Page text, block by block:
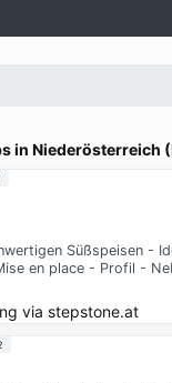
in Niederösterreich
Süßspeisen -
en place - Profil -
via stepstone.at